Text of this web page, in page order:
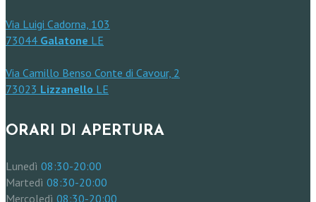
Via Luigi Cadorna, 103
73044 Galatone LE
Via Camillo Benso Conte di Cavour, 2
73023 Lizzanello LE
ORARI DI APERTURA
Lunedì 08:30-20:00
Martedì 08:30-20:00
Mercoledì 08:30-20:00